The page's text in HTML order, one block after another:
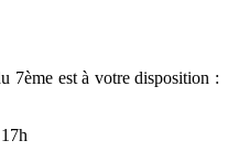
7ème est à votre disposition :